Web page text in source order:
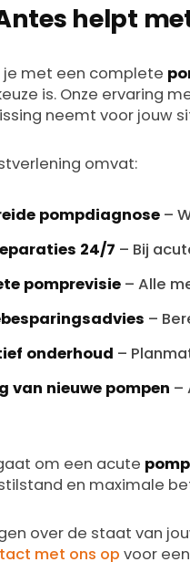
helpt
je met een complete
is. Onze ervaring
neemt voor jouw
omvat:
pompdiagnose –
24/7 – Bij
pomprevisie – Alle
–
onderhoud –
van nieuwe pompen –
om een acute
en maximale
over de staat van
met ons op voor